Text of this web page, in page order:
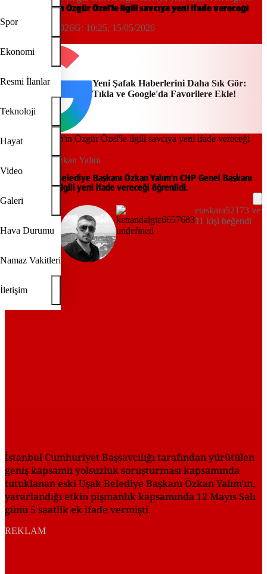
Spor
Ekonomi
Resmi İlanlar
Teknoloji
Hayat
Video
Galeri
Hava Durumu
Namaz Vakitleri
İletişim
Özkan Yalım'ın Özgür Özel'le ilgili savcıya yeni ifade vereceği
10:15, 15/05/2026G: 10:25, 15/05/2026
Yeni Şafak Haberlerini Daha Sık Gör:
Tıkla ve Google'da Favorilere Ekle!
Özgür Özel-Özkan Yalım
Tutuklu Uşak Belediye Başkanı Özkan Yalım'n CHP Genel Başkanı
Özgür Özel'le ilgili yeni ifade vereceği öğrenildi.
etaskara52173 ve
11 kişi beğendi
İstanbul Cumhuriyet Başsavcılığı tarafından yürütülen
geniş kapsamlı yolsuzluk soruşturması kapsamında
tutuklanan eski Uşak Belediye Başkanı Özkan Yalım'ın,
yararlandığı etkin pişmanlık kapsamında 12 Mayıs Salı
günü 5 saatlik ek ifade vermişti.
REKLAM